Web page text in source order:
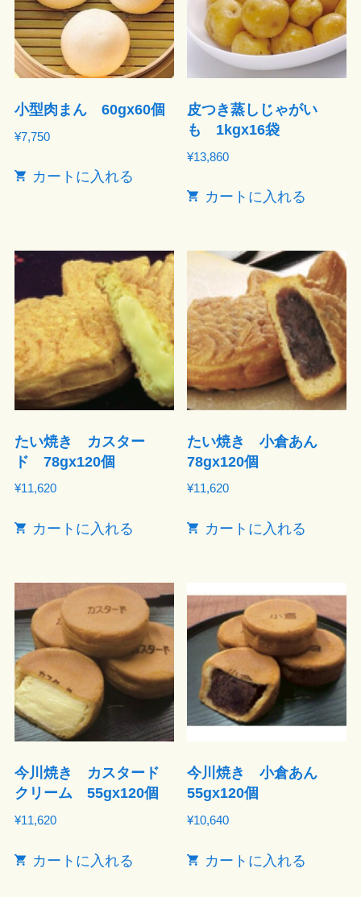
小型肉まん 60gx60個
¥7,750
カートに入れる
皮つき蒸しじゃがい
も 1kgx16袋
¥13,860
カートに入れる
たい焼き カスター
ド 78gx120個
¥11,620
カートに入れる
たい焼き 小倉あん
78gx120個
¥11,620
カートに入れる
今川焼き カスタード
クリーム 55gx120個
¥11,620
カートに入れる
今川焼き 小倉あん
55gx120個
¥10,640
カートに入れる